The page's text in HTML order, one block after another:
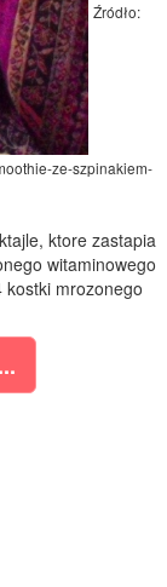
Źródło:
ze-szpinakiem-
ktore zastapia
witaminowego
kostki mrozonego